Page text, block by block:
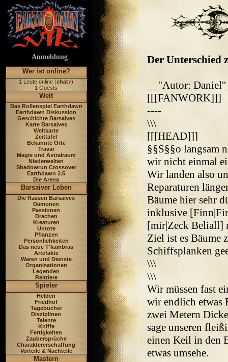
Anmeldung
Wer ist online?
1 Leute online (chat )
1 Guests
Welt
Das Rollenspiel Earthdawn
Earthdawn Diskussion
Geschichte Barsaives
Karte Barsaives
Weltkarte
Zeittafel
Bekannte Orte
Travar
Magie und Astralraum
Niederwelten
Shadowrun Crossover
Earthdawn 2.5
Die Arena
Barsaiver Leben
Die Rassen Barsaives
Dämonen
Passionen
Drachen
Kreaturen
Untote
Pflanzen
Persönlichkeiten
Das neue T'kambras
Artefakte
Waren und Dienste
Organisationen
Legenden
Reittiere
Spieler
Helden
Friedhof
Tagebücher
Disziplinen
Talente
Kniffe
Fertigkeiten
Zaubersprüche
Charaktererschaffung
Vorteile & Nachteile
Mastern
Der Unterschied
__''Autor:
[[[FANWORK]]]
----
\\\
[[[HEAD]]]
§§S§§o langsam
wir nicht einmal
Wir landen also
Reparaturen
Bäume hier sehr
inklusive
[mir|Zeck Beliall]
Ziel ist es Bäume
Schiffsplanken
\\\
\\\
Wir müssen fast
wir endlich etwas
zwei Metern
sage unseren
einen Keil in den
etwas umsehe.